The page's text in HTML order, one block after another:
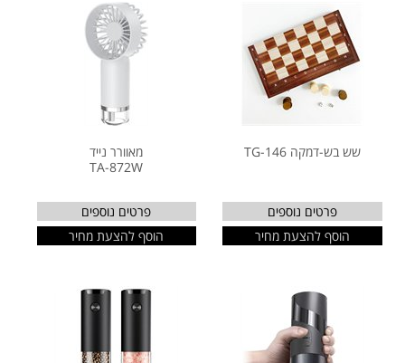
שש בש-דמקה TG-146
פרטים נוספים
הוסף להצעת מחיר
מאוורר נייד
TA-872W
פרטים נוספים
הוסף להצעת מחיר